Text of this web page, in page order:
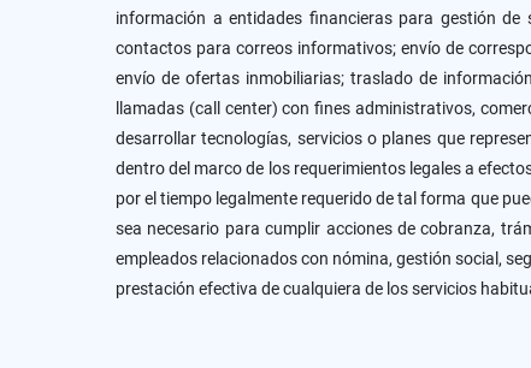
información a entidades financieras para gestión de
contactos para correos informativos; envío de
envío de ofertas inmobiliarias; traslado de
llamadas (call center) con fines administrativos,
desarrollar tecnologías, servicios o planes que
dentro del marco de los requerimientos legales a
por el tiempo legalmente requerido de tal forma que
sea necesario para cumplir acciones de cobranza,
empleados relacionados con nómina, gestión social,
prestación efectiva de cualquiera de los servicios